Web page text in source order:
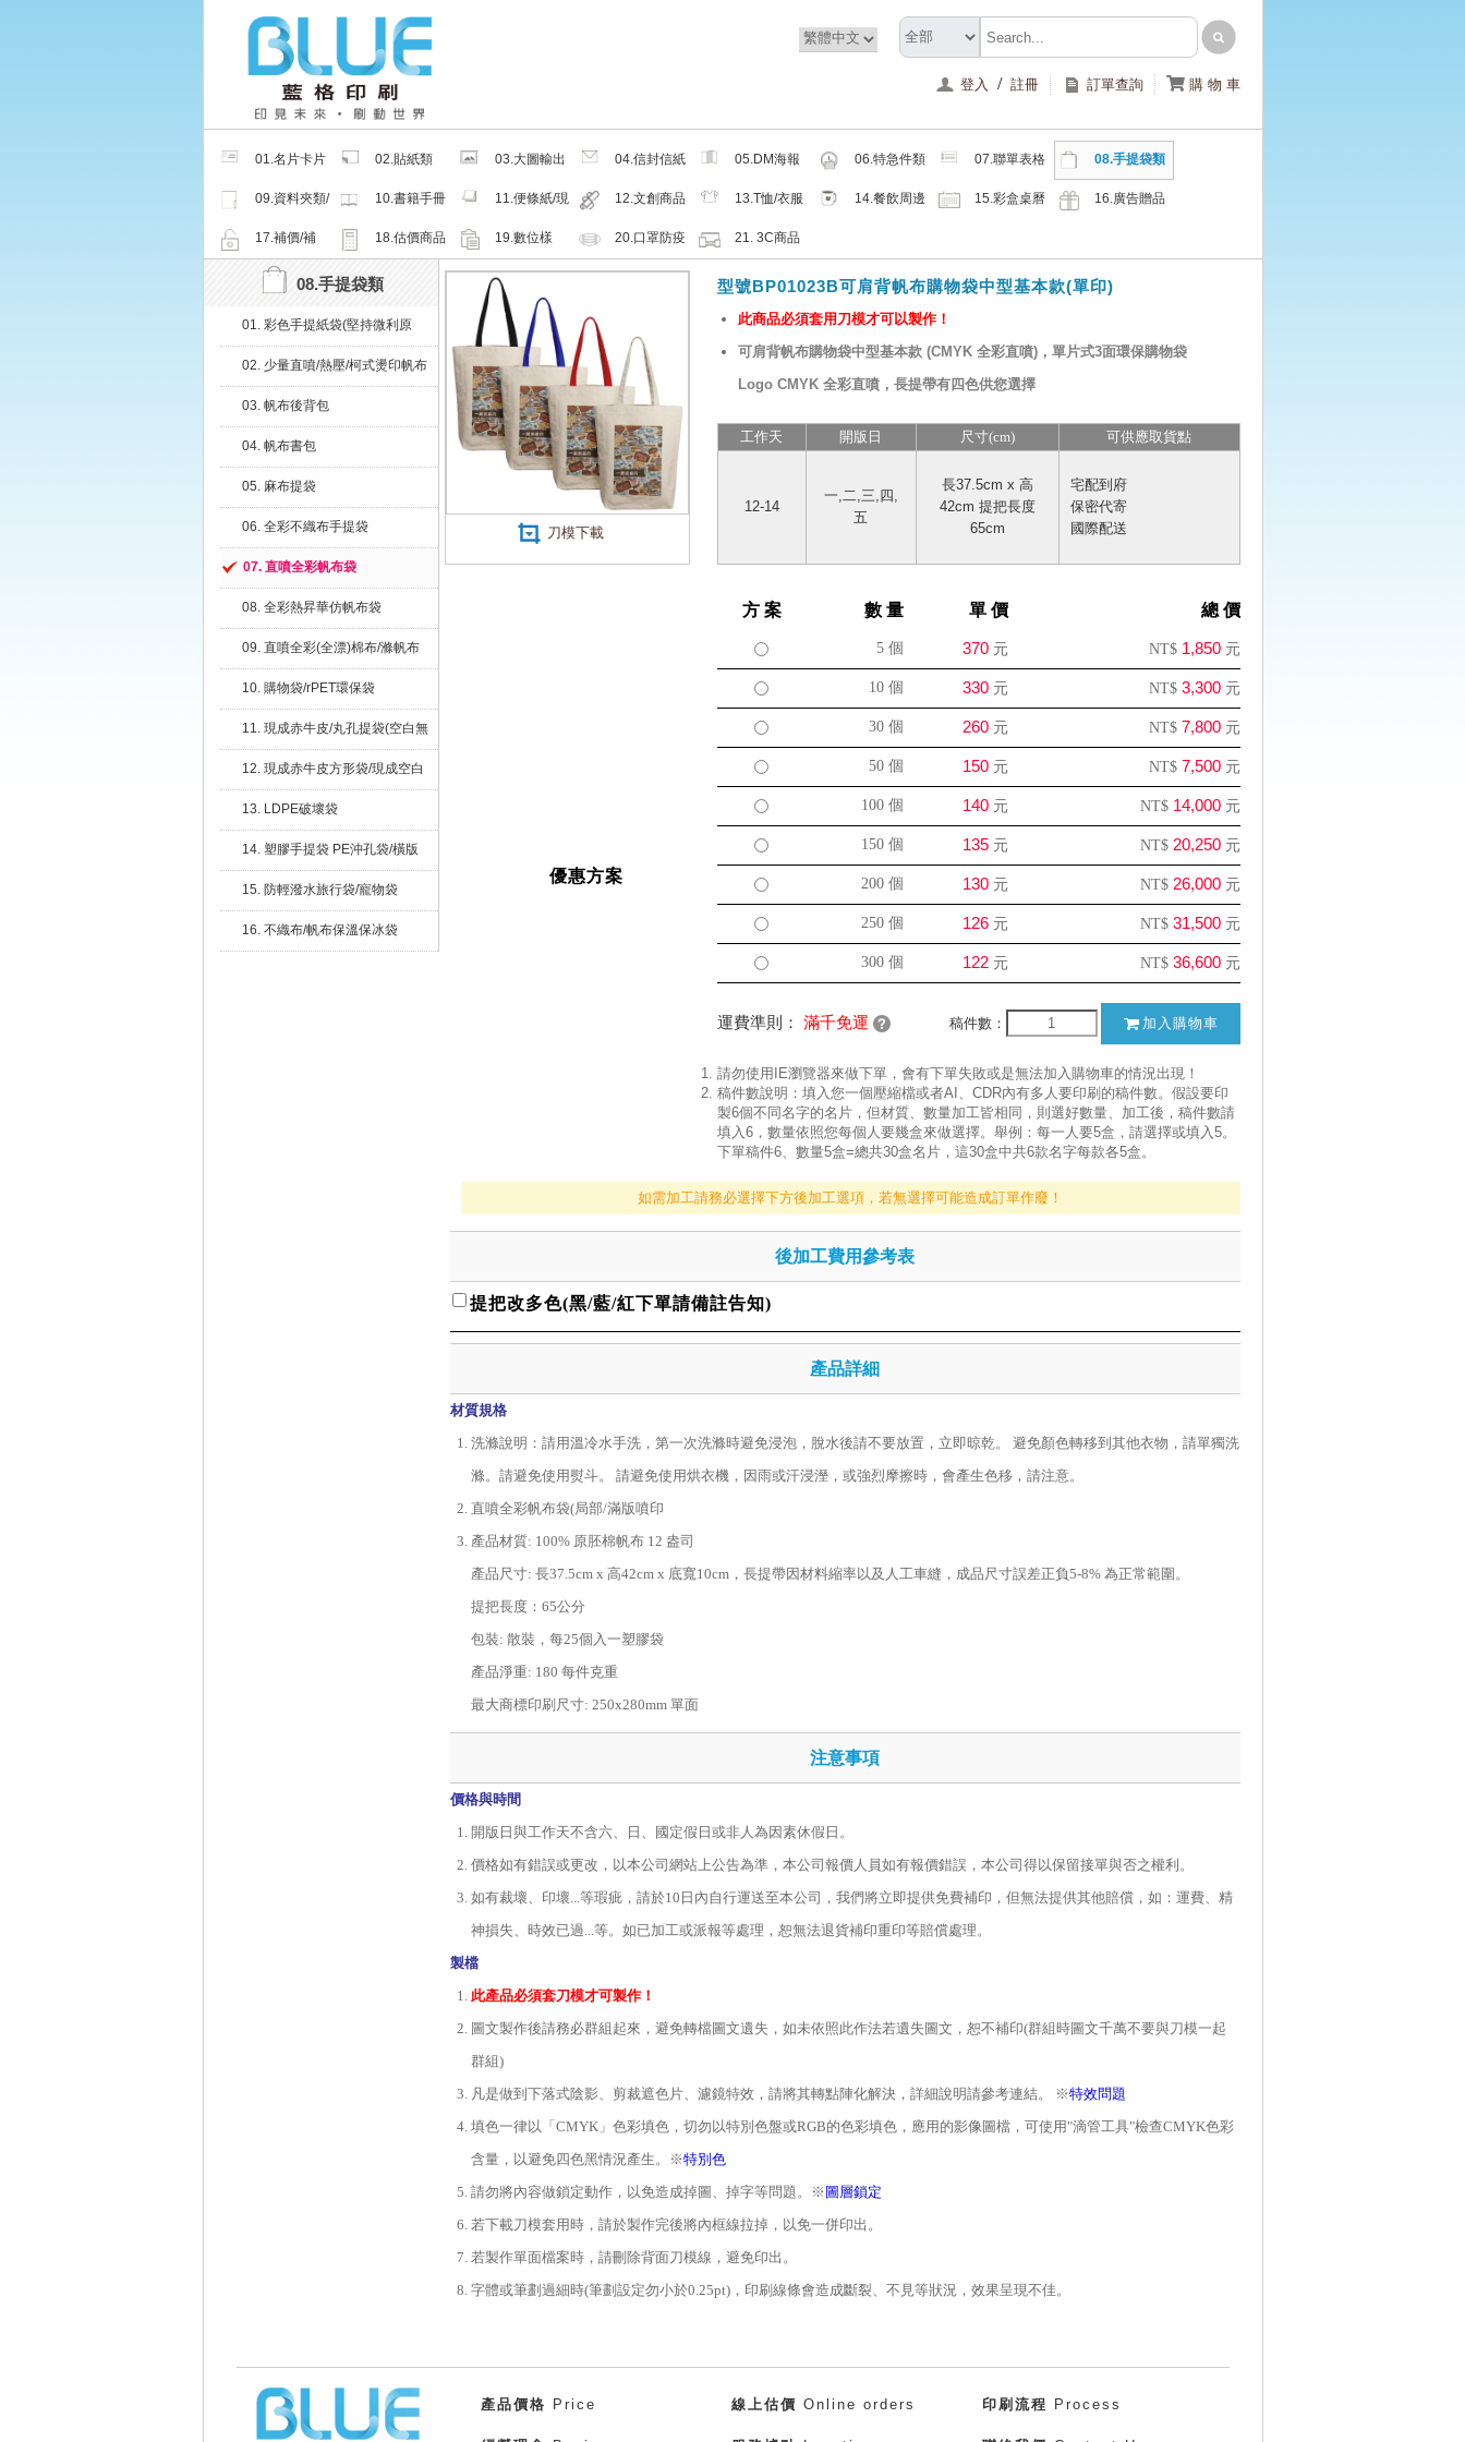
登入 / 註冊 訂單查詢 購 物 車
01.名片卡片
02.貼紙類
03.大圖輸出
04.信封信紙
05.DM海報
06.特急件類
07.聯單表格
08.手提袋類
09.資料夾類/
夾鏈密封袋
10.書籍手冊
11.便條紙/現
成品
12.文創商品
13.T恤/衣服
帽子配件類
14.餐飲周邊
15.彩盒桌曆
16.廣告贈品
17.補價/補
檔/紙樣
18.估價商品 19.數位樣
20.口罩防疫
周邊商品
21. 3C商品
08.手提袋類
01. 彩色手提紙袋(堅持微利原
爭力)
02. 少量直噴/熱壓/柯式燙印帆布
03. 帆布後背包
04. 帆布書包
05. 麻布提袋
06. 全彩不織布手提袋
07. 直噴全彩帆布袋
08. 全彩熱昇華仿帆布袋
09. 直噴全彩(全漂)棉布/滌帆布
10. 購物袋/rPET環保袋
11. 現成赤牛皮/丸孔提袋(空白無
12. 現成赤牛皮方形袋/現成空白
13. LDPE破壞袋
14. 塑膠手提袋 PE沖孔袋/橫版
15. 防輕潑水旅行袋/寵物袋
16. 不織布/帆布保溫保冰袋
刀模下載
型號BP01023B可肩背帆布購物袋中型基本款(單印)
此商品必須套用刀模才可以製作！
可肩背帆布購物袋中型基本款 (CMYK 全彩直噴)，單片式3面環保購物袋
Logo CMYK 全彩直噴，長提帶有四色供您選擇
工作天 開版日 尺寸(cm) 可供應取貨點
12-14
一,二,三,四,
五
長37.5cm x 高
42cm 提把長度
65cm
宅配到府
保密代寄
國際配送
優惠方案
方 案 數 量 單 價 總 價
5 個 370 元 NT$ 1,850 元
10 個 330 元 NT$ 3,300 元
30 個 260 元 NT$ 7,800 元
50 個 150 元 NT$ 7,500 元
100 個 140 元 NT$ 14,000 元
150 個 135 元 NT$ 20,250 元
200 個 130 元 NT$ 26,000 元
250 個 126 元 NT$ 31,500 元
300 個 122 元 NT$ 36,600 元
運費準則： 滿千免運 稿件數： 加入購物車
請勿使用IE瀏覽器來做下單，會有下單失敗或是無法加入購物車的情況出現！
稿件數說明：填入您一個壓縮檔或者AI、CDR內有多人要印刷的稿件數。假設要印
製6個不同名字的名片，但材質、數量加工皆相同，則選好數量、加工後，稿件數請
填入6，數量依照您每個人要幾盒來做選擇。舉例：每一人要5盒，請選擇或填入5。
下單稿件6、數量5盒=總共30盒名片，這30盒中共6款名字每款各5盒。
如需加工請務必選擇下方後加工選項，若無選擇可能造成訂單作廢！
後加工費用參考表
提把改多色(黑/藍/紅下單請備註告知)
產品詳細
材質規格
洗滌說明：請用溫冷水手洗，第一次洗滌時避免浸泡，脫水後請不要放置，立即晾乾。 避免顏色轉移到其他衣物，請單獨洗
滌。請避免使用熨斗。 請避免使用烘衣機，因雨或汗浸溼，或強烈摩擦時，會產生色移，請注意。
直噴全彩帆布袋(局部/滿版噴印
產品材質: 100% 原胚棉帆布 12 盎司
產品尺寸: 長37.5cm x 高42cm x 底寬10cm，長提帶因材料縮率以及人工車縫，成品尺寸誤差正負5-8% 為正常範圍。
提把長度：65公分
包裝: 散裝，每25個入一塑膠袋
產品淨重: 180 每件克重
最大商標印刷尺寸: 250x280mm 單面
注意事項
價格與時間
開版日與工作天不含六、日、國定假日或非人為因素休假日。
價格如有錯誤或更改，以本公司網站上公告為準，本公司報價人員如有報價錯誤，本公司得以保留接單與否之權利。
如有裁壞、印壞...等瑕疵，請於10 日內自行運送至本公司，我們將立即提供免費補印，但無法提供其他賠償，如：運費、精
神損失、時效已過...等。如已加工或派報等處理，恕無法退貨補印重印等賠償處理。
製檔
此產品必須套刀模才可製作！
圖文製作後請務必群組起來，避免轉檔圖文遺失，如未依照此作法若遺失圖文，恕不補印(群組時圖文千萬不要與刀模一起
群組)
凡是做到下落式陰影、剪裁遮色片、濾鏡特效，請將其轉點陣化解決，詳細說明請參考連結。 ※特效問題
填色一律以「 CMYK 」色彩填色，切勿以特別色盤或RGB的色彩填色，應用的影像圖檔，可使用 "滴管工具"檢查CMYK色彩
含量，以避免四色黑情況產生。※特別色
請勿將內容做鎖定動作，以免造成掉圖、掉字等問題。※ 圖層鎖定
若下載刀模套用時，請於製作完後將內框線拉掉，以免一併印出。
若製作單面檔案時，請刪除背面刀模線，避免印出。
字體或筆劃過細時(筆劃設定勿小於0.25pt) ，印刷線條會造成斷裂、不見等狀況，效果呈現不佳。
產品價格 Price 線上估價 Online orders 印刷流程 Process